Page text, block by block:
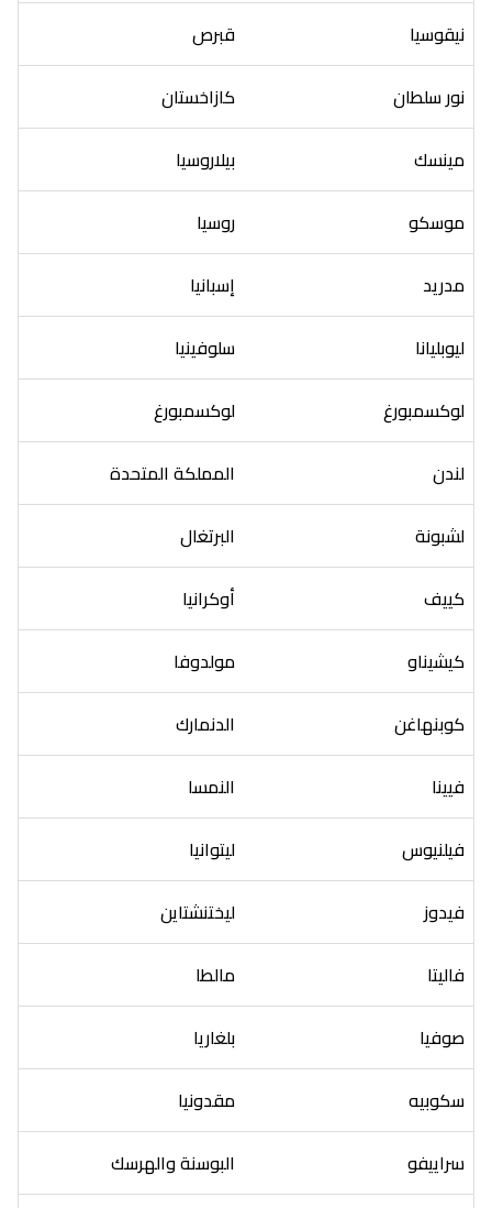
نيقوسيا
قبرص
نور سلطان
كازاخستان
مينسك
بيلاروسيا
موسكو
روسيا
مدريد
إسبانيا
ليوبليانا
سلوفينيا
لوكسمبورغ
لوكسمبورغ
لندن
المملكة المتحدة
لشبونة
البرتغال
كييف
أوكرانيا
كيشيناو
مولدوفا
كوبنهاغن
الدنمارك
فيينا
النمسا
فيلنيوس
ليتوانيا
فيدوز
ليختنشتاين
فاليتا
مالطا
صوفيا
بلغاريا
سكوبيه
مقدونيا
سراييفو
البوسنة والهرسك